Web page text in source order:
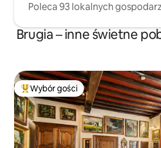
Poleca 93 lokalnych
Brugia – inne świetne
Najpopularniejsze z kategorii Wybór
Wybór gości